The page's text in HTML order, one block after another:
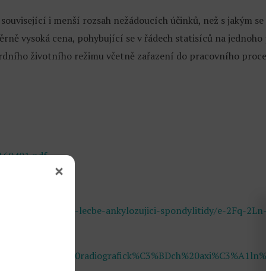
i menší rozsah nežádoucích účinků, než s jakým
vysoká cena, pohybující se v řádech statisíců na
životního režimu včetně zařazení do pracovního
v-lecbe-ankylozujici-spondylitidy/e-2Fq-